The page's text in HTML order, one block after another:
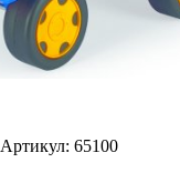
Артикул: 65100